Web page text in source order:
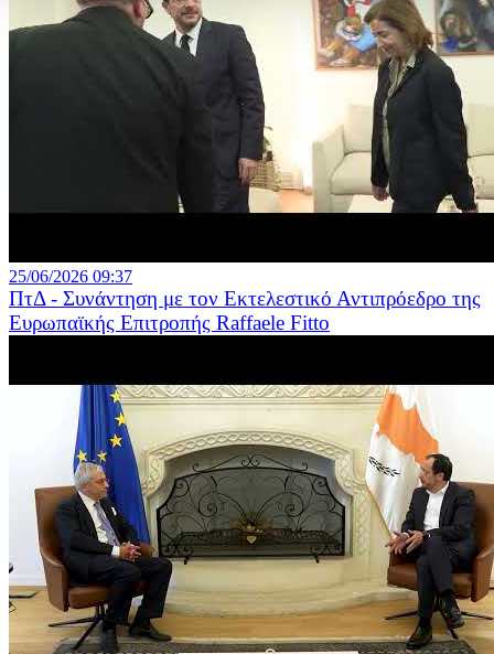
25/06/2026 09:37
ΠτΔ - Συνάντηση με τον Εκτελεστικό Αντιπρόεδρο της
Ευρωπαϊκής Επιτροπής Raffaele Fitto